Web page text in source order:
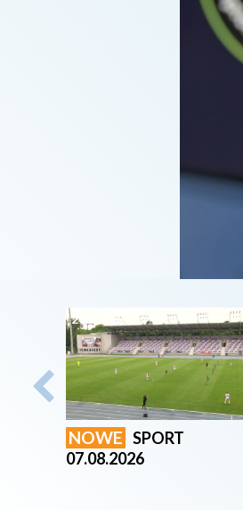
2026-08-07
NOWE SPORT
07.08.2026